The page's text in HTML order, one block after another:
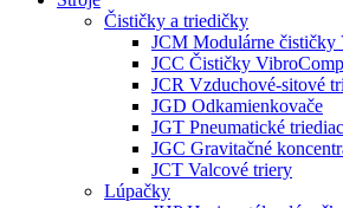
Čističky a triedičky
JCM Modulárne
JCC Čističky
JCR Vzduchové-sitové
JGD Odkamienkovače
JGT Pneumatické
JGC Gravitačné
JCT Valcové triery
Lúpačky